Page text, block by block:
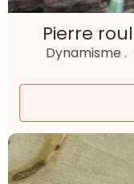
Pierre
Dynamisme .